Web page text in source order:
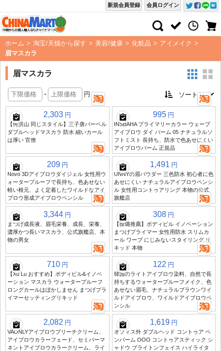
会員ログイン
新規会員登録
ホーム > 淘宝/天猫から探す > 美容/健康 > 化粧品 > アイメイク >
眉マスカラ
眉マスカラ
- 円
2,303 円
【何洪山 同じスタイル】三子唐バーベル
ダブルヘッドマスカラ 防水 細いカール
は厚い 官僚
995 円
INSBAHA プライマリーカラー ウェーブ
アイブロウ ダイ バーム 05 ナチュラルソ
フトミスト 長持ち、防水で色あせにくい
アイブロウバーム 正規品
209 円
Novo 3Dアイブロウダイジェル 女性用ウ
ォータープルーフで長持ち、色あせない
軽い根元、よく定着したワイルドなアイ
ブロウ形成アイブロウペンシル
1,491 円
UNNYの眉パウダー 三色防水 初心者に色
あせにくい ナチュラルアイブロウペンシ
ル 女性用コントゥアリング 本物の公式
旗艦店
3,344 円
まつげ成長液、眉毛栄養、成長、栄養、
濃厚かつ長いマスカラ、公式旗艦店、本
物の男女
308 円
【徐璐推薦】ボディビル イノベーション
まつげプライマー 女性用防水 スリムカ
ール ワープ にじみないスタイリング リ
キッド 本物
710 円
【Xu Lu おすすめ】ボディビル&イノベ
ーション マスカラ ウォータープルーフ
ロングカールはぼかしません まつげプラ
イマーセッティングリキッド
122 円
韓国のライトアイブロウ染料、自然で長
持ちするウォータープルーフメイク、色
あせない眉毛、ナチュラルブラウンワイ
ルドアイブロウ、ワイルドアイブロウペ
ンシル
2,082 円
VAONLYアイブロウブリーチクリーム、
アイブロウカラーフェード、セミパーマ
ネントアイブロウカラークリーム、ライ
1,619 円
オフィス外 ダブルヘッド コントゥア ペ
ンバーム OOO コントゥアスティック シ
ャドウ ブライトンフェイス ハイライタ